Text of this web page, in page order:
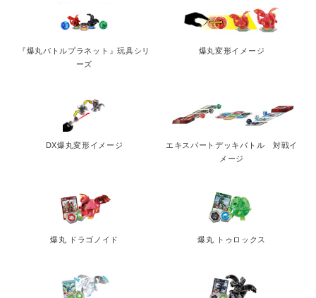
『爆丸バトルプラネット』玩具シリ
ーズ
爆丸変形イメージ
DX爆丸変形イメージ
エキスパートデッキバトル 対戦イ
メージ
爆丸 ドラゴノイド 爆丸 トゥロックス